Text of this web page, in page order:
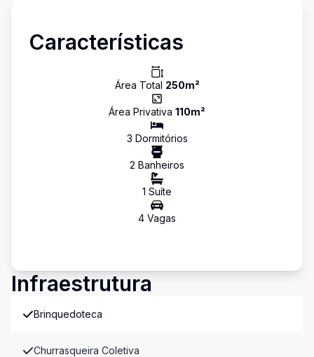
Características
Área Total 250m²
Área Privativa 110m²
3 Dormitórios
2 Banheiros
1 Suíte
4 Vagas
Infraestrutura
Brinquedoteca
Churrasqueira Coletiva